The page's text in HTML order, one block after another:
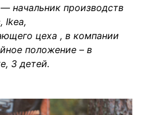
начальник производств
Ikea,
цеха , в компании
положение – в
3 детей.